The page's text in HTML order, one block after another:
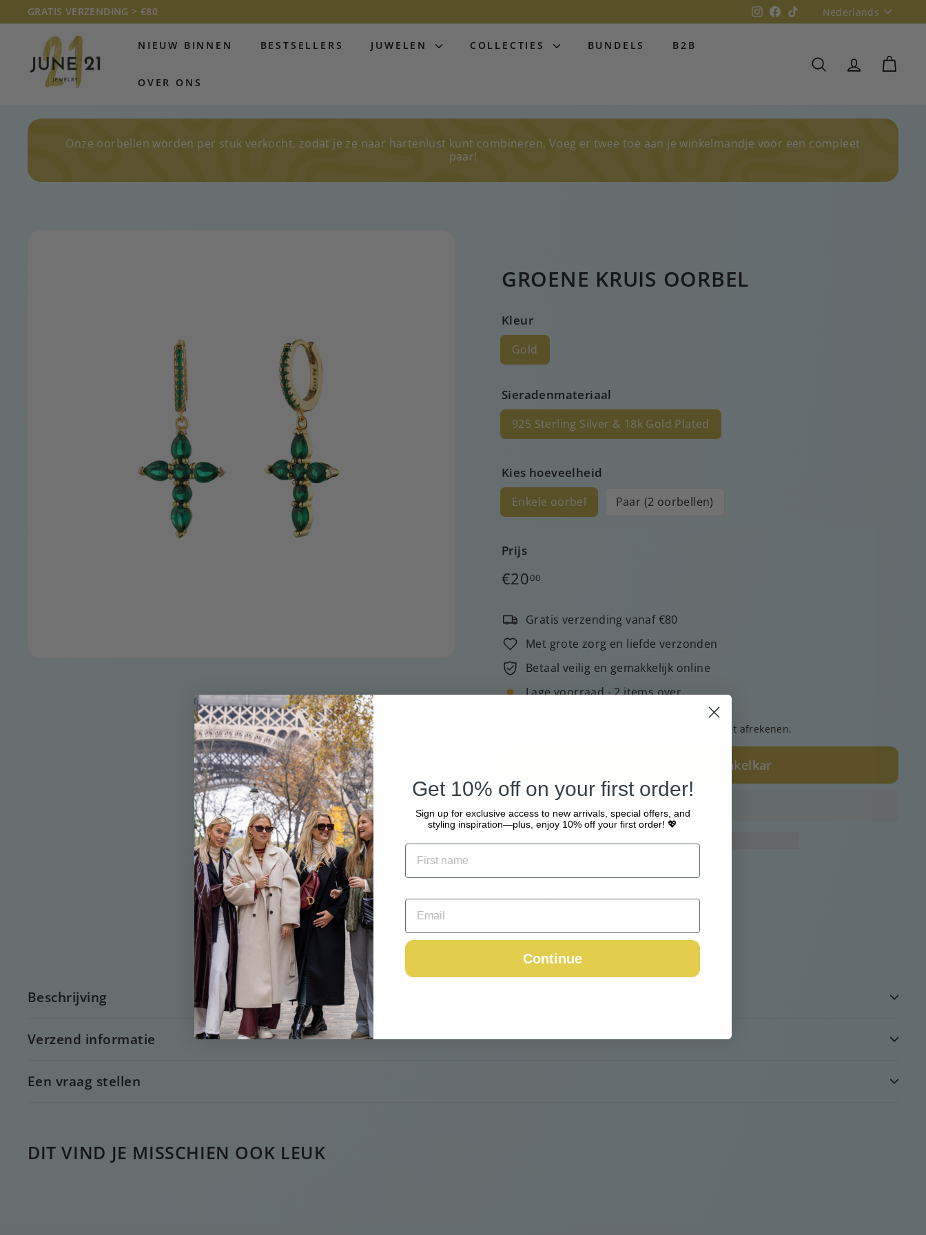
Doorgaan
naarDiavoorstelling
pauzeren
GRATIS VERZENDING > €80 Instagram
Facebook
TikTokTaal
Nederlands
U
N
1
E
W
NIEUW BINNEN BESTSELLERS JUWELEN COLLECTIES BUNDELS B2B
OVER ONS
ZOEKOPDRACHT
REKENING
Onze oorbellen worden per stuk verkocht, zodat je ze naar hartenlust kunt combineren. Voeg er twee toe aan je winkelmandje voor een compleet
paar!
GROENE KRUIS OORBEL
Kleur
Gold
Sieradenmateriaal
925 Sterling Silver & 18k Gold Plated
Kies hoeveelheid
Enkele oorbel Paar (2 oorbellen)
Prijs
Normale
€2000
Gratis verzending vanaf €80
Met grote zorg en liefde verzonden
Betaal veilig en gemakkelijk online
Lage voorraad - 2 items over
berekend bij het afrekenen.
Voeg toe aan winkelkar
Ophalen mogelijk bijWebshop
Meestal klaar binnen 24 uur
Beschrijving
Verzend informatie
Een vraag stellen
DIT VIND JE MISSCHIEN OOK LEUK
Get 10% off on your first order!
Sign up for exclusive access to new arrivals, special offers, and
styling inspiration—plus, enjoy 10% off your first order! 💖
Continue